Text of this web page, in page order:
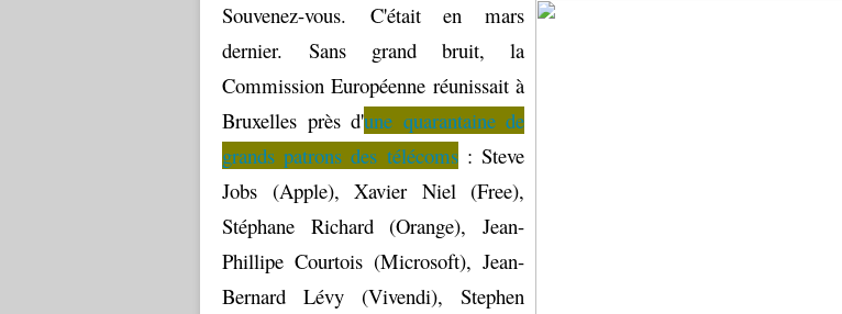
Souvenez-vous. C'était en mars
dernier. Sans grand bruit, la
Commission Européenne réunissait à
Bruxelles près d'une quarantaine de
grands patrons des télécoms: Steve
Jobs (Apple), Xavier Niel (Free),
Stéphane Richard (Orange), Jean-
Phillipe Courtois (Microsoft), Jean-
Bernard Lévy (Vivendi), Stephen